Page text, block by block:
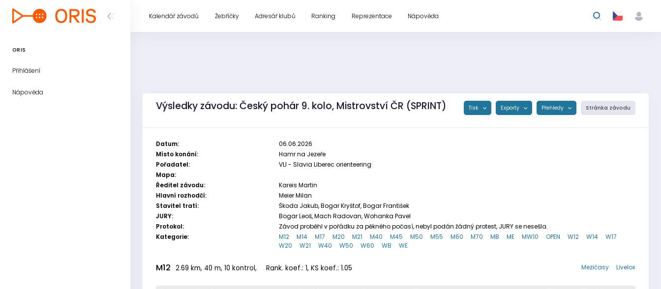
ORIS
Přihlášení
Nápověda
Kalendář závodů Žebříčky Adresář klubů Ranking Reprezentace Nápověda
Výsledky závodu: Český pohár 9. kolo, Mistrovství ČR (SPRINT) Tisk Exporty Přehledy Stránka závodu
Datum:
06.06.2026
Místo konání:
Hamr na Jezeře
Pořadatel:
VLI - Slavia Liberec orienteering
Mapa:
Ředitel závodu:
Kareis Martin
Hlavní rozhodčí:
Meier Milan
Stavitel tratí:
Škoda Jakub, Bogar Kryštof, Bogar František
JURY:
Bogar Leoš, Mach Radovan, Wohanka Pavel
Protokol:
Závod proběhl v pořádku za pěkného počasí, nebyl podán žádný protest, JURY se nesešla.
Kategorie:
M12 M14 M17 M20 M21 M40 M45 M50 M55 M60 M70 MB ME MW10 OPEN W12 W14
W17
W20
W21 W40 W50 W60 WB WE
M12 2.69 km, 40 m, 10 kontrol, Rank. koef.: 1, KS koef.: 1.05 Livelox
Mezičasy